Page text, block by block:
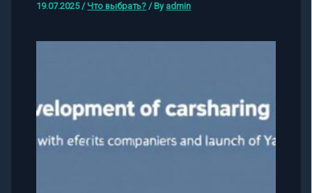
19.07.2025/Что выбрать? / By admin